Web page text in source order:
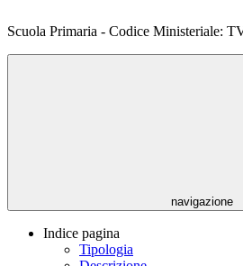
Scuola Primaria - Codice Ministeriale:
navigazione
Indice pagina
Tipologia